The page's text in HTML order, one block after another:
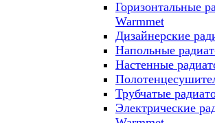
Горизонтальные
Warmmet
Дизайнерские
Напольные
Настенные
Трубчатые
Электрические